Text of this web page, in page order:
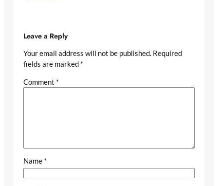
Leave a Reply
Your email address will not be published. Required
fields are marked *
Comment *
Name *